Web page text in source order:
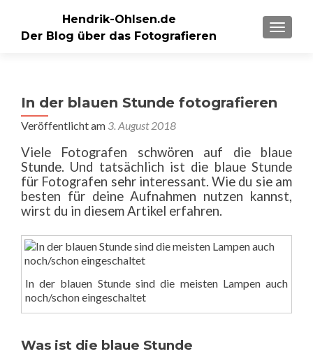
Hendrik-Ohlsen.de
Der Blog über das Fotografieren
In der blauen Stunde fotografieren
Veröffentlicht am 3. August 2018
Viele Fotografen schwören auf die blaue
Stunde. Und tatsächlich ist die blaue Stunde
für Fotografen sehr interessant. Wie du sie am
besten für deine Aufnahmen nutzen kannst,
wirst du in diesem Artikel erfahren.
In der blauen Stunde sind die meisten Lampen auch
noch/schon eingeschaltet
Was ist die blaue Stunde